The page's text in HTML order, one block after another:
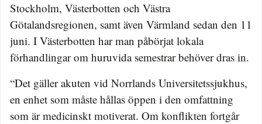
Stockholm, Västerbotten och Västra
Götalandsregionen, samt även Värmland sedan den 11
juni. I Västerbotten har man påbörjat lokala
förhandlingar om huruvida semestrar behöver dras in.
“Det gäller akuten vid Norrlands Universitetssjukhus,
en enhet som måste hållas öppen i den omfattning
som är medicinskt motiverat. Om konflikten fortgår